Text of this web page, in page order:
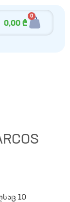
0,00₾
0
10